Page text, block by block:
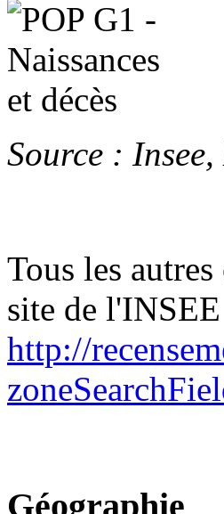
Source :
Tous les
site de
http://
Géographie